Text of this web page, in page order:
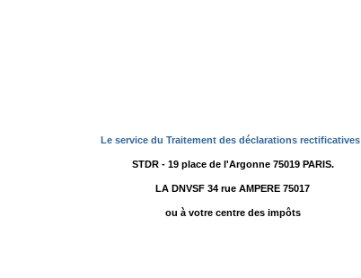
Le service du Traitement des déclarations rectificatives
STDR - 19 place de l'Argonne 75019 PARIS.
LA DNVSF 34 rue AMPERE 75017
ou à votre centre des impôts